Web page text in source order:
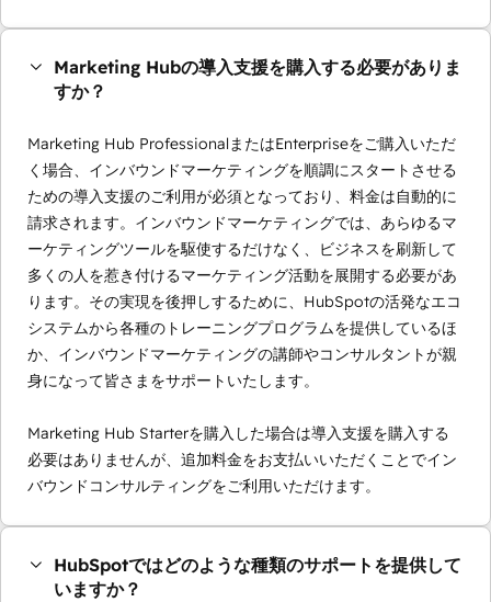
Marketing Hubの導入支援を購入する必要がありま
すか？
Marketing Hub ProfessionalまたはEnterpriseをご購入いただ
く場合、インバウンドマーケティングを順調にスタートさせる
ための導入支援のご利用が必須となっており、料金は自動的に
請求されます。インバウンドマーケティングでは、あらゆるマ
ーケティングツールを駆使するだけなく、ビジネスを刷新して
多くの人を惹き付けるマーケティング活動を展開する必要があ
ります。その実現を後押しするために、HubSpotの活発なエコ
システムから各種のトレーニングプログラムを提供しているほ
か、インバウンドマーケティングの講師やコンサルタントが親
身になって皆さまをサポートいたします。
Marketing Hub Starterを購入した場合は導入支援を購入する
必要はありませんが、追加料金をお支払いいただくことでイン
バウンドコンサルティングをご利用いただけます。
HubSpotではどのような種類のサポートを提供して
いますか？